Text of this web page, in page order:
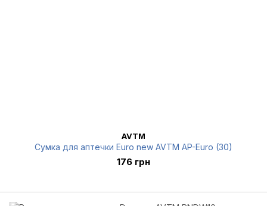
AVTM
Сумка для аптечки Euro new AVTM AP-Euro (30)
176 грн